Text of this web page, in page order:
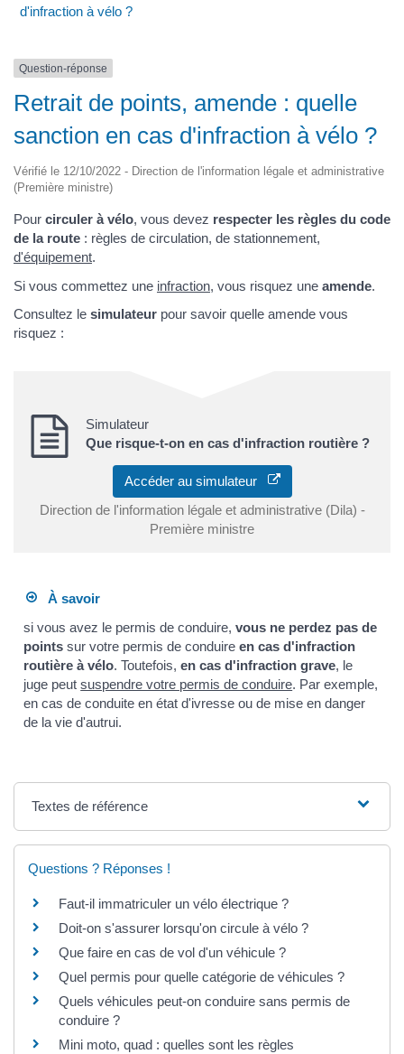
d'infraction à vélo ?
Question-réponse
Retrait de points, amende : quelle
sanction en cas d'infraction à vélo ?
Vérifié le 12/10/2022 - Direction de l'information légale et administrative
(Première ministre)
Pour circuler à vélo, vous devez respecter les règles du code
de la route : règles de circulation, de stationnement,
d'équipement.
Si vous commettez une infraction, vous risquez une amende.
Consultez le simulateur pour savoir quelle amende vous
risquez :
Simulateur
Que risque-t-on en cas d'infraction routière ?
Accéder au simulateur
Direction de l'information légale et administrative (Dila) -
Première ministre
À savoir
si vous avez le permis de conduire,vous ne perdez pas de
points sur votre permis de conduireen cas d'infraction
routière à vélo. Toutefois,en cas d'infraction grave, le
juge peutsuspendre votre permis de conduire. Par exemple,
en cas de conduite en état d'ivresse ou de mise en danger
de la vie d'autrui.
Textes de référence
Questions ? Réponses !
Faut-il immatriculer un vélo électrique ?
Doit-on s'assurer lorsqu'on circule à vélo ?
Que faire en cas de vol d'un véhicule ?
Quel permis pour quelle catégorie de véhicules ?
Quels véhicules peut-on conduire sans permis de
conduire ?
Mini moto, quad : quelles sont les règles